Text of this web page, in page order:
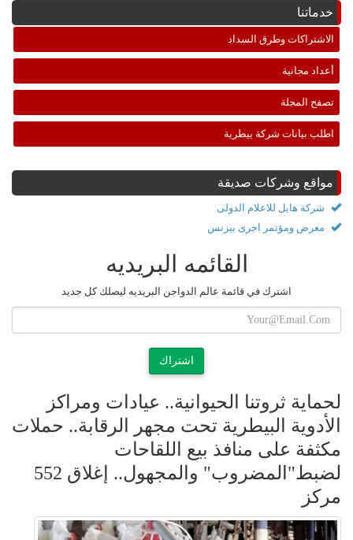
خدماتنا
الاشتراكات وطرق السداد
أعداد مجانية
تصفح المجلة
اطلب بيانات شركة بيطرية
مواقع وشركات صديقة
شركة هايل للاعلام الدولى
معرض ومؤتمر اجرى بيزنس
القائمه البريديه
اشترك في قائمة عالم الدواجن البريديه ليصلك كل جديد
اشتراك
لحماية ثروتنا الحيوانية.. عيادات ومراكز
الأدوية البيطرية تحت مجهر الرقابة.. حملات
مكثفة على منافذ بيع اللقاحات
لضبط"المضروب" والمجهول.. إغلاق 552
مركز